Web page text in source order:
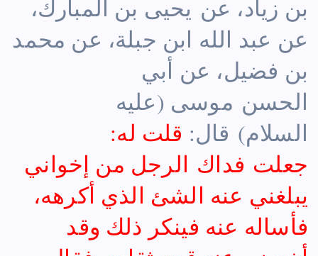
بن زياد، عن يحيى بن المبارك،
عن عبد الله ابن جبلة، عن محمد
بن فضيل، عن أبي
الحسن موسى (عليه
السلام) قال: قلت له:
جعلت فداك الرجل من إخواني
يبلغني عنه الشئ الذي أكرهه،
فأساله عنه فينكر ذلك وقد